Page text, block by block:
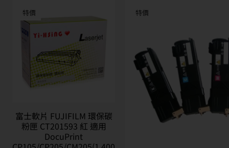
特價
富士軟片 FUJIFILM 環保碳
粉匣 CT201593 紅 適用
DocuPrint
特價